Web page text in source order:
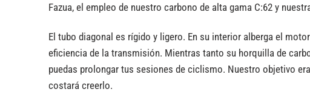
Fazua, el empleo de nuestro carbono de alta gama C:62 y
El tubo diagonal es rígido y ligero. En su interior alberga el
eficiencia de la transmisión. Mientras tanto su horquilla de
puedas prolongar tus sesiones de ciclismo. Nuestro objetivo
costará creerlo.